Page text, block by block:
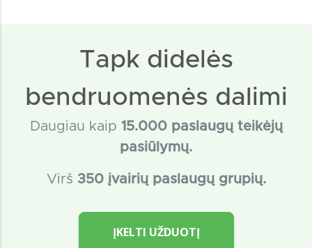
Tapk didelės
bendruomenės dalimi
Daugiau kaip 15.000 paslaugų teikėjų
pasiūlymų.
Virš 350 įvairių paslaugų grupių.
ĮKELTI UŽDUOTĮ